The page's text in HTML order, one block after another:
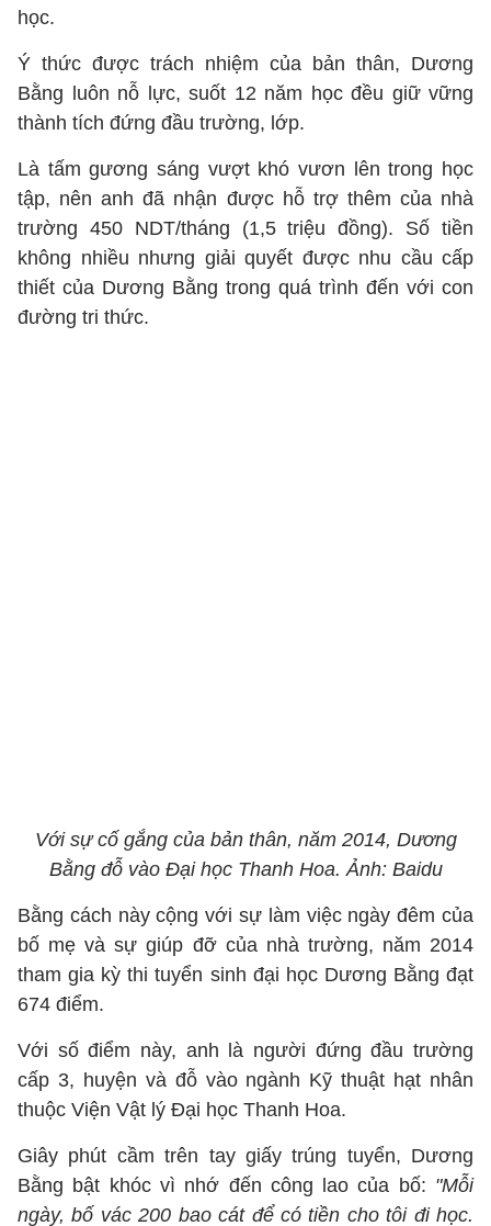
học.
Ý thức được trách nhiệm của bản thân, Dương
Bằng luôn nỗ lực, suốt 12 năm học đều giữ vững
thành tích đứng đầu trường, lớp.
Là tấm gương sáng vượt khó vươn lên trong học
tập, nên anh đã nhận được hỗ trợ thêm của nhà
trường 450 NDT/tháng (1,5 triệu đồng). Số tiền
không nhiều nhưng giải quyết được nhu cầu cấp
thiết của Dương Bằng trong quá trình đến với con
đường tri thức.
Với sự cố gắng của bản thân, năm 2014, Dương
Bằng đỗ vào Đại học Thanh Hoa. Ảnh: Baidu
Bằng cách này cộng với sự làm việc ngày đêm của
bố mẹ và sự giúp đỡ của nhà trường, năm 2014
tham gia kỳ thi tuyển sinh đại học Dương Bằng đạt
674 điểm.
Với số điểm này, anh là người đứng đầu trường
cấp 3, huyện và đỗ vào ngành Kỹ thuật hạt nhân
thuộc Viện Vật lý Đại học Thanh Hoa.
Giây phút cầm trên tay giấy trúng tuyển, Dương
Bằng bật khóc vì nhớ đến công lao của bố: "Mỗi
ngày, bố vác 200 bao cát để có tiền cho tôi đi học.